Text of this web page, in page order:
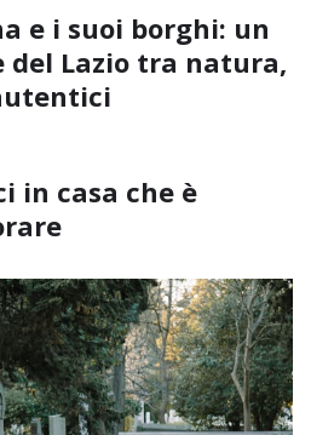
e i suoi borghi: un
del Lazio tra natura,
in casa che è